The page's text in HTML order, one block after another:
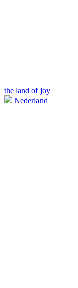
the land of joy
Nederland